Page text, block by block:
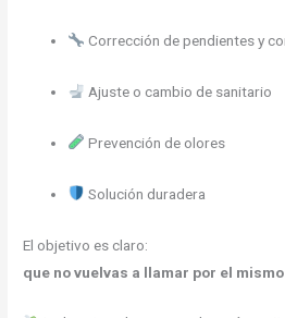
Corrección de pendientes y
Ajuste o cambio de sanitario
Prevención de olores
Solución duradera
El objetivo es claro:
que no vuelvas a llamar por el